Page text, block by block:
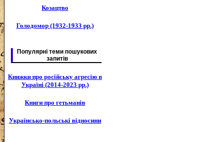
Козацтво
Голодомор (1932-1933 рр.)
Популярні теми пошукових
запитів
Книжки про російську агресію в
Україні (2014-2023 рр.)
Книги про гетьманів
Українсько-польські відносини